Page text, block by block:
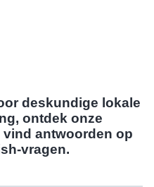
deskundige lokale
ontdek onze
antwoorden op
vragen.